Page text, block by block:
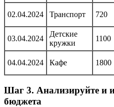
02.04.2024 Транспорт 720
03.04.2024
Детские
кружки
1100
04.04.2024 Кафе 1800
Шаг 3. Анализируйте и
бюджета